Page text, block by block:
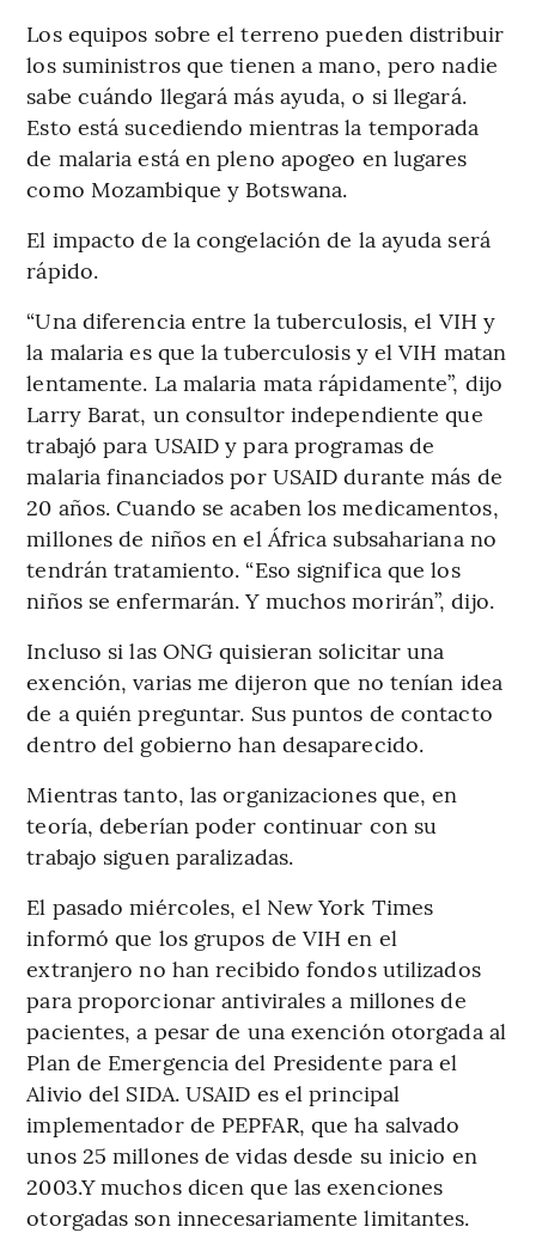
Los equipos sobre el terreno pueden distribuir
los suministros que tienen a mano, pero nadie
sabe cuándo llegará más ayuda, o si llegará.
Esto está sucediendo mientras la temporada
de malaria está en pleno apogeo en lugares
como Mozambique y Botswana.
El impacto de la congelación de la ayuda será
rápido.
“Una diferencia entre la tuberculosis, el VIH y
la malaria es que la tuberculosis y el VIH matan
lentamente. La malaria mata rápidamente”, dijo
Larry Barat, un consultor independiente que
trabajó para USAID y para programas de
malaria financiados por USAID durante más de
20 años. Cuando se acaben los medicamentos,
millones de niños en el África subsahariana no
tendrán tratamiento. “Eso significa que los
niños se enfermarán. Y muchos morirán”, dijo.
Incluso si las ONG quisieran solicitar una
exención, varias me dijeron que no tenían idea
de a quién preguntar. Sus puntos de contacto
dentro del gobierno han desaparecido.
Mientras tanto, las organizaciones que, en
teoría, deberían poder continuar con su
trabajo siguen paralizadas.
El pasado miércoles, el New York Times
informó que los grupos de VIH en el
extranjero no han recibido fondos utilizados
para proporcionar antivirales a millones de
pacientes, a pesar de una exención otorgada al
Plan de Emergencia del Presidente para el
Alivio del SIDA. USAID es el principal
implementador de PEPFAR, que ha salvado
unos 25 millones de vidas desde su inicio en
2003.Y muchos dicen que las exenciones
otorgadas son innecesariamente limitantes.